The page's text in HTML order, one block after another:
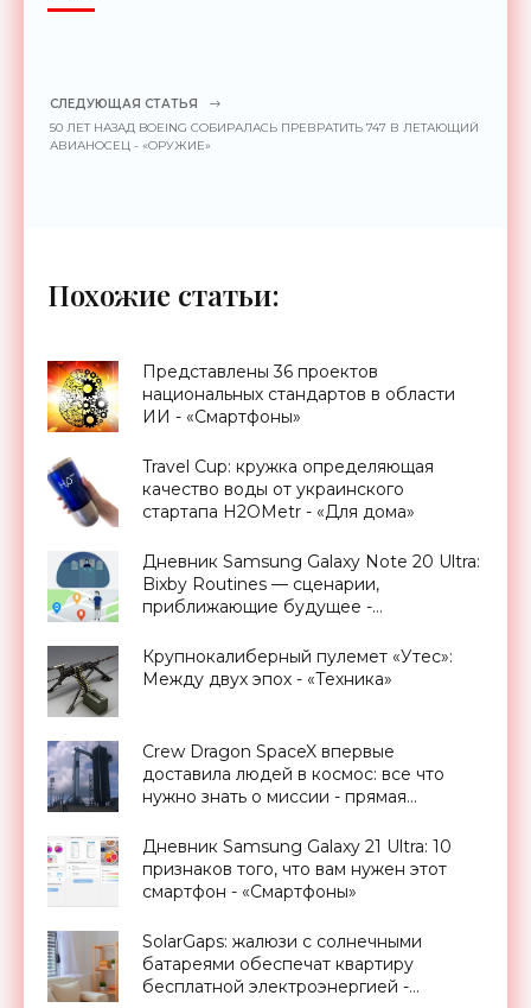
СЛЕДУЮЩАЯ СТАТЬЯ
50 ЛЕТ НАЗАД BOEING СОБИРАЛАСЬ ПРЕВРАТИТЬ 747 В ЛЕТАЮЩИЙ
АВИАНОСЕЦ - «ОРУЖИЕ»
Похожие статьи:
Представлены 36 проектов
национальных стандартов в области
ИИ - «Смартфоны»
Travel Cup: кружка определяющая
качество воды от украинского
стартапа H2OMetr - «Для дома»
Дневник Samsung Galaxy Note 20 Ultra:
Bixby Routines — сценарии,
приближающие будущее -
Крупнокалиберный пулемет «Утес»:
Между двух эпох - «Техника»
Crew Dragon SpaceX впервые
доставила людей в космос: все что
нужно знать о миссии - прямая
Дневник Samsung Galaxy 21 Ultra: 10
признаков того, что вам нужен этот
смартфон - «Смартфоны»
SolarGaps: жалюзи с солнечными
батареями обеспечат квартиру
бесплатной электроэнергией -